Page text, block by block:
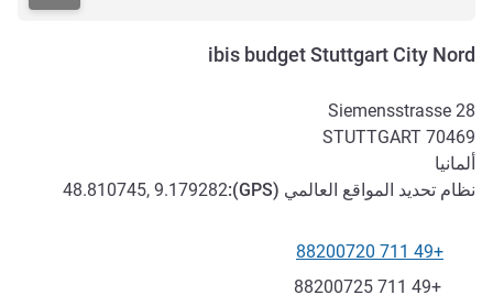
ibis budget Stuttgart City Nord
Siemensstrasse 28
70469
STUTTGART
ألمانيا
نظام تحديد المواقع العالمي (GPS
):
48.810745, 9.179282
الهاتف
+49 711 88200720
فاكس
+49 711 88200725